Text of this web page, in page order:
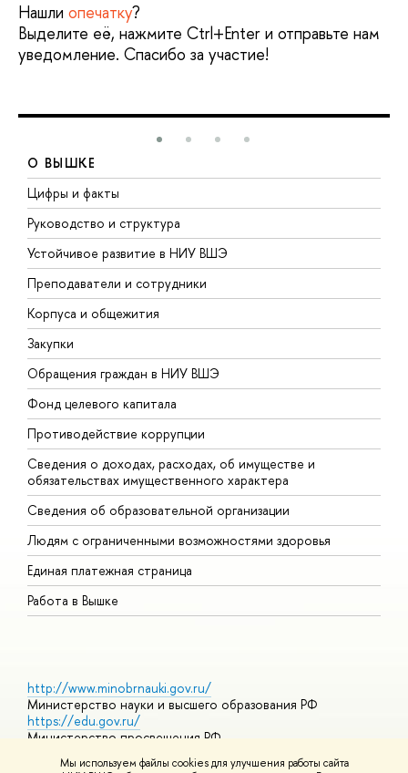
Мы используем файлы cookies для улучшения работы сайта
Нашли опечатку?
Выделите её, нажмите Ctrl+Enter и отправьте нам
уведомление. Спасибо за участие!
О ВЫШКЕ
Цифры и факты
Руководство и структура
Устойчивое развитие в НИУ ВШЭ
Преподаватели и сотрудники
Корпуса и общежития
Закупки
Обращения граждан в НИУ ВШЭ
Фонд целевого капитала
Противодействие коррупции
Сведения о доходах, расходах, об имуществе и
обязательствах имущественного характера
Сведения об образовательной организации
Людям с ограниченными возможностями здоровья
Единая платежная страница
Работа в Вышке
http://www.minobrnauki.gov.ru/
Министерство науки и высшего образования РФ
https://edu.gov.ru/
Министерство просвещения РФ
https://elearning.hse.ru/mooc